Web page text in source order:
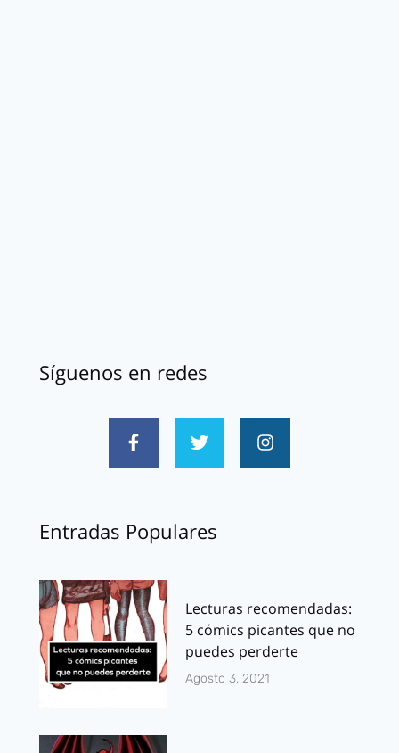
Síguenos en redes
Entradas Populares
Lecturas recomendadas:
5 cómics picantes que no
puedes perderte
Agosto 3, 2021